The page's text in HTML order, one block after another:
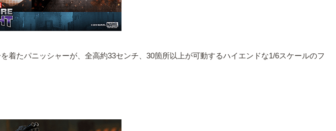
たパニッシャーが、全高約33センチ、30箇所以上が可動するハイエンドな1/6スケールのフ